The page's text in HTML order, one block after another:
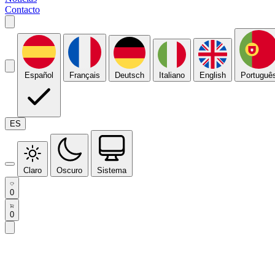
Contacto
Español Français Deutsch Italiano English
ES
Claro Oscuro Sistema
0
0